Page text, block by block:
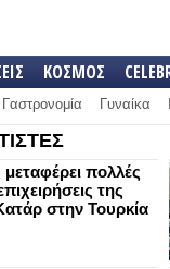
ΚΟΣΜΟΣ
Γαστρονομία Γυναίκα
πολλές
της
στην Τουρκία